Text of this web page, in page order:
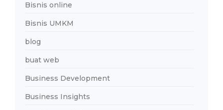
Bisnis online
Bisnis UMKM
blog
buat web
Business Development
Business Insights